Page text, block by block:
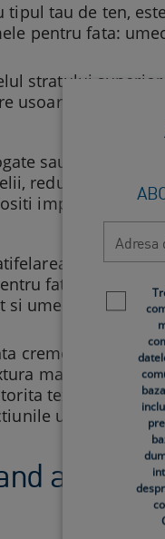
tau de ten,
pentru fata:
stratului
usoara si ajuta la
sau in
reducand
impreuna cu
pielii, fiind
fata, geluri
si umectanti.
cremei hidratante
mai densa si
texturii lor
urmatoare).
alegi o